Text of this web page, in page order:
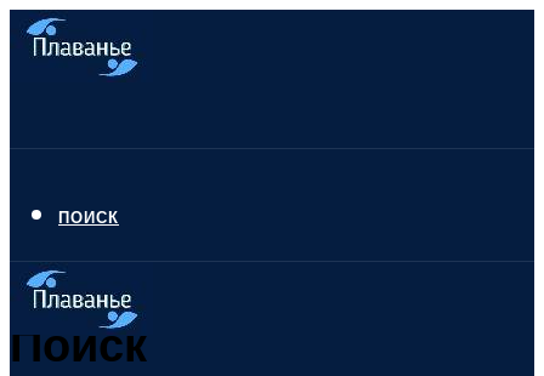
ПОИСК
Поиск